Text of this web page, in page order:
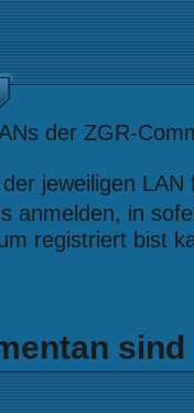
der ZGR-
jeweiligen
anmelden, in
registriert bist